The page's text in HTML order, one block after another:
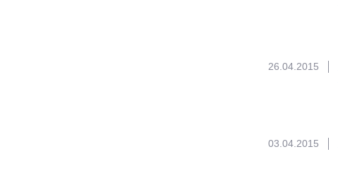
26.04.2015
03.04.2015